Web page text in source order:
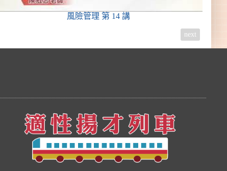
風險管理 第 14 講
next